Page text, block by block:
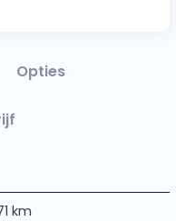
Opties
km